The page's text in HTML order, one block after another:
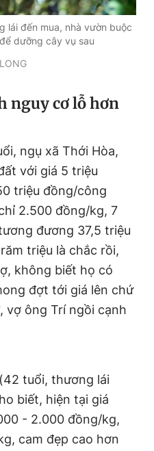
lái đến mua, nhà vườn buộc
dưỡng cây vụ sau
nguy cơ lỗ hơn
ngụ xã Thới Hòa,
với giá 5 triệu
triệu đồng/công
2.500 đồng/kg, 7
đương 37,5 triệu
triệu là chắc rồi,
không biết họ có
đợt tới giá lên chứ
vợ ông Trí ngồi cạnh
tuổi, thương lái
biết, hiện tại giá
- 2.000 đồng/kg,
cam đẹp cao hơn